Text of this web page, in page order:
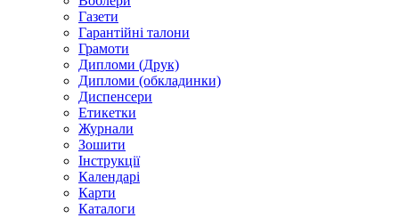
Газети
Гарантійні талони
Грамоти
Дипломи (Друк)
Дипломи (обкладинки)
Диспенсери
Етикетки
Журнали
Зошити
Інструкції
Календарі
Карти
Каталоги